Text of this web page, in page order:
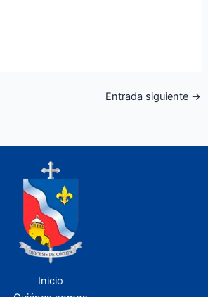
Entrada siguiente →
Inicio